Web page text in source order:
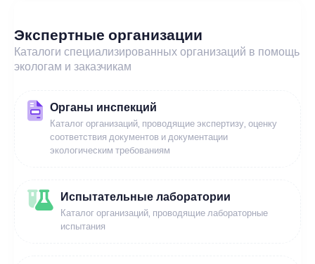
Экспертные организации
Каталоги специализированных организаций в помощь
экологам и заказчикам
Органы инспекций
Каталог организаций, проводящие экспертизу, оценку
соответствия документов и документации
экологическим требованиям
Испытательные лаборатории
Каталог организаций, проводящие лабораторные
испытания